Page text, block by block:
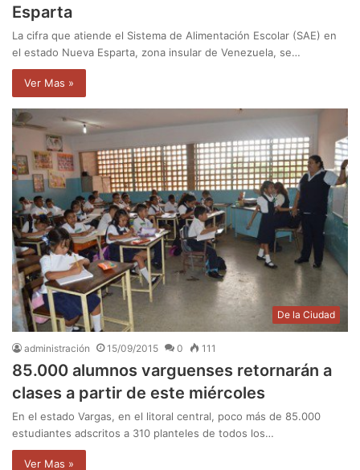
Esparta
La cifra que atiende el Sistema de Alimentación Escolar (SAE) en
el estado Nueva Esparta, zona insular de Venezuela, se…
Ver Mas »
De la Ciudad
administración 15/09/2015 0 111
85.000 alumnos varguenses retornarán a
clases a partir de este miércoles
En el estado Vargas, en el litoral central, poco más de 85.000
estudiantes adscritos a 310 planteles de todos los…
Ver Mas »